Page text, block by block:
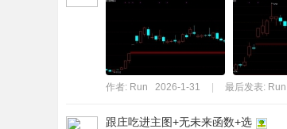
标
作者: Run 2026-1-31 最后发表: Run
跟庄吃进主图+无未来函数+选